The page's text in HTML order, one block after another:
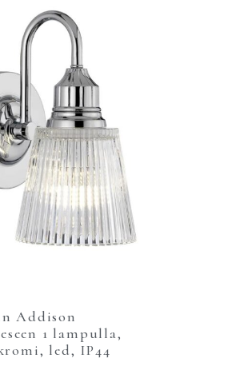
Addison
1 lampulla,
led, IP44